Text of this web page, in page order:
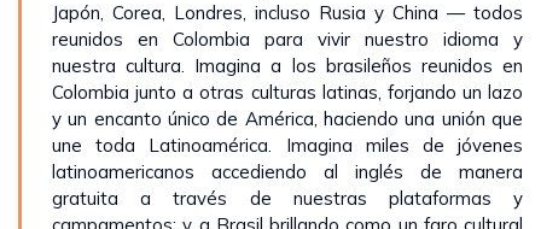
Japón, Corea, Londres, incluso Rusia y China — todos
reunidos en Colombia para vivir nuestro idioma y
nuestra cultura. Imagina a los brasileños reunidos en
Colombia junto a otras culturas latinas, forjando un lazo
y un encanto único de América, haciendo una unión que
une toda Latinoamérica. Imagina miles de jóvenes
latinoamericanos accediendo al inglés de manera
gratuita a través de nuestras plataformas y